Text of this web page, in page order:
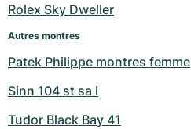
Rolex Sky Dweller
Autres montres
Patek Philippe montres femme
Sinn 104 st sa i
Tudor Black Bay 41